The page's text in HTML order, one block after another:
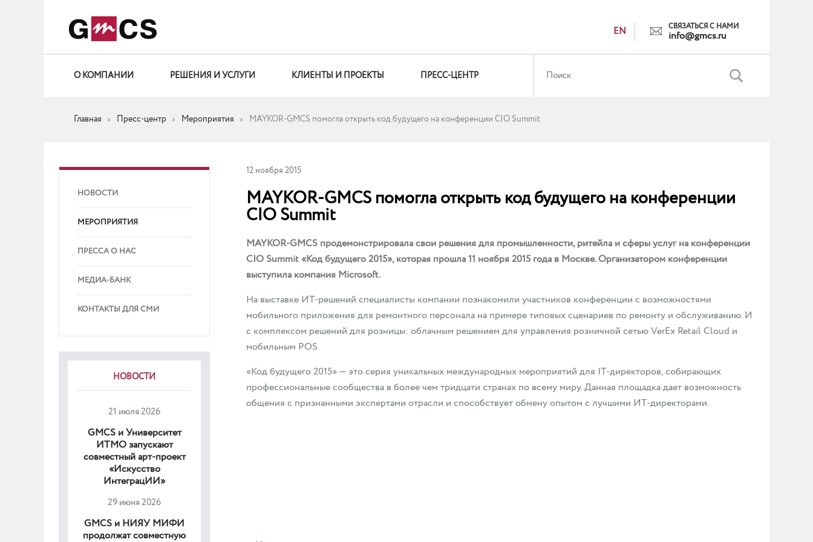
EN СВЯЗАТЬСЯ С НАМИ
info@gmcs.ru
О КОМПАНИИ РЕШЕНИЯ И УСЛУГИ КЛИЕНТЫ И ПРОЕКТЫ ПРЕСС-ЦЕНТР
Главная Пресс-центр Мероприятия MAYKOR-GMCS помогла открыть код будущего на конференции CIO Summit
НОВОСТИ
МЕРОПРИЯТИЯ
ПРЕССА О НАС
МЕДИА-БАНК
КОНТАКТЫ ДЛЯ СМИ
НОВОСТИ
21 июля 2026
GMCS и Университет
ИТМО запускают
совместный арт-проект
«Искусство
ИнтеграцИИ»
29 июня 2026
GMCS и НИЯУ МИФИ
продолжат совместную
12 ноября 2015
MAYKOR-GMCS помогла открыть код будущего на конференции
CIO Summit
MAYKOR-GMCS продемонстрировала свои решения для промышленности, ритейла и сферы услуг на конференции
CIO Summit «Код будущего 2015», которая прошла 11 ноября 2015 года в Москве. Организатором конференции
выступила компания Microsoft.
На выставке ИТ-решений специалисты компании познакомили участников конференции с возможностями
мобильного приложения для ремонтного персонала на примере типовых сценариев по ремонту и обслуживанию. И
с комплексом решений для розницы: облачным решением для управления розничной сетью VerEx Retail Cloud и
мобильным POS.
«Код будущего 2015» — это серия уникальных международных мероприятий для IT-директоров, собирающих
профессиональные сообщества в более чем тридцати странах по всему миру. Данная площадка дает возможность
общения с признанными экспертами отрасли и способствует обмену опытом с лучшими ИТ-директорами.